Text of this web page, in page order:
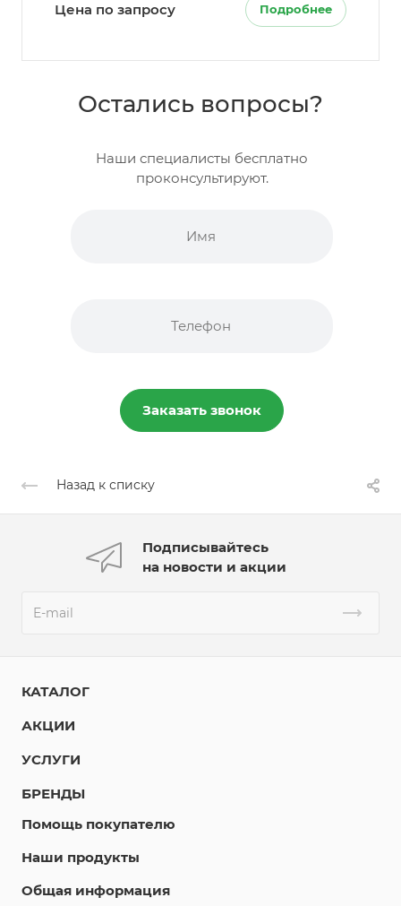
Цена по запросу Подробнее
Остались вопросы?
Наши специалисты бесплатно
проконсультируют.
Заказать звонок
Назад к списку
Подписывайтесь
на новости и акции
КАТАЛОГ
АКЦИИ
УСЛУГИ
БРЕНДЫ
Помощь покупателю
Наши продукты
Общая информация